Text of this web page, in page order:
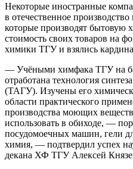
Некоторые иностранные
в отечественное
которые производят
стоимость своих товаров на
химики ТГУ и взялись
— Учёными химфака ТГУ на
отработана технология
(ТАГУ). Изучены его
области практического
производства моющих
использовать в обиходе, —
посудомоечных машин, гели
химия, — подтвердил успех
декана ХФ ТГУ Алексей